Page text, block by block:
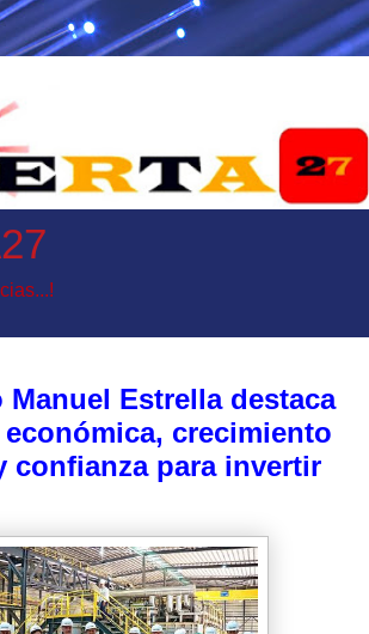
Manuel Estrella destaca
crecimiento
confianza para invertir